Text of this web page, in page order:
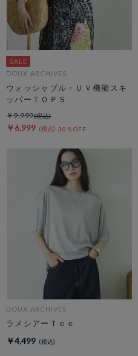
DOUX ARCHIVES
ウォッシャブル・ＵＶ機能スキ
ッパーＴＯＰＳ
￥6,999 30％OFF
￥9,999
DOUX ARCHIVES
ラメシアーＴｅｅ
￥4,499